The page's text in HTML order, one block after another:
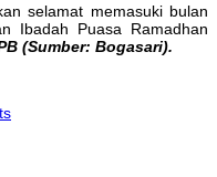
selamat memasuki bulan
Ibadah Puasa Ramadhan
(Sumber: Bogasari).